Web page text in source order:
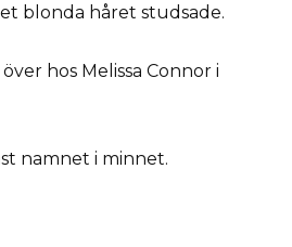
blonda håret studsade.
hos Melissa Connor i
namnet i minnet.